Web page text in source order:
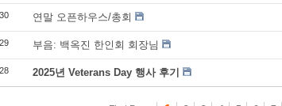
연말 오픈하우스/총회
부음: 백옥진 한인회 회장님
2025년 Veterans Day 행사 후기